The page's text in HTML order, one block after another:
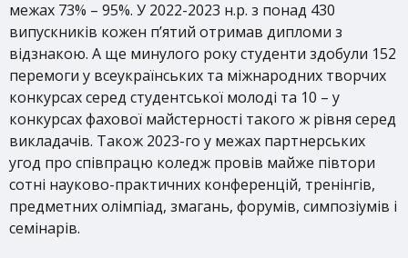
межах 73% – 95%. У 2022-2023 н.р. з понад 430
випускників кожен п’ятий отримав дипломи з
відзнакою. А ще минулого року студенти здобули 152
перемоги у всеукраїнських та міжнародних творчих
конкурсах серед студентської молоді та 10 – у
конкурсах фахової майстерності такого ж рівня серед
викладачів. Також 2023-го у межах партнерських
угод про співпрацю коледж провів майже півтори
сотні науково-практичних конференцій, тренінгів,
предметних олімпіад, змагань, форумів, симпозіумів і
семінарів.